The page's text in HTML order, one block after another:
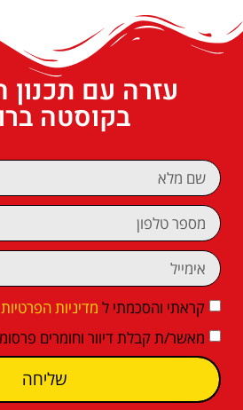
עזרה עם
בקוסטה
קראתי והסכמתי ל מדיניות הפרטיות
מאשר/ת קבלת דיוור וחומרים
שליחה